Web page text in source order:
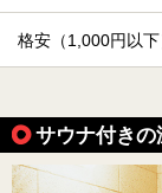
格安（1,000円以下
サウナ付きの